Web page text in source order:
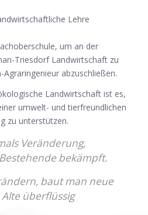
Lehre
um an der
Triesdorf Landwirtschaft zu
abzuschließen.
Landwirtschaft ist es,
umwelt- und tierfreundlichen
zu unterstützen.
Veränderung,
bekämpft.
baut man neue
Alte überflüssig